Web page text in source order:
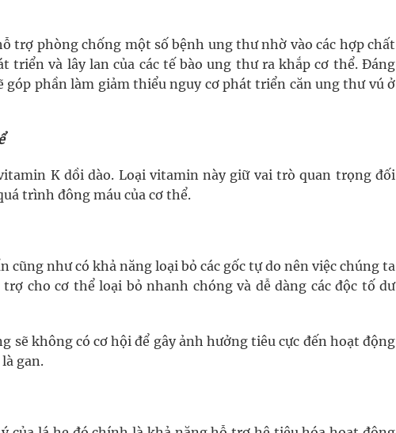
trợ phòng chống một số bệnh ung thư nhờ vào các hợp chất
triển và lây lan của các tế bào ung thư ra khắp cơ thể. Đáng
góp phần làm giảm thiểu nguy cơ phát triển căn ung thư vú ở
K dồi dào. Loại vitamin này giữ vai trò quan trọng đối
trình đông máu của cơ thể.
cũng như có khả năng loại bỏ các gốc tự do nên việc chúng ta
cho cơ thể loại bỏ nhanh chóng và dễ dàng các độc tố dư
sẽ không có cơ hội để gây ảnh hưởng tiêu cực đến hoạt động
gan.